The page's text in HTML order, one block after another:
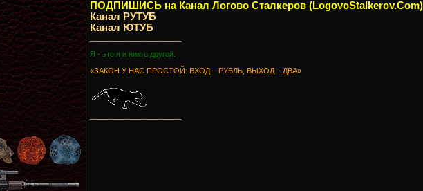
ПОДПИШИСЬ на Канал Логово Сталкеров
Канал РУТУБ
Канал ЮТУБ
Я - это я и никто другой.
«ЗАКОН У НАС ПРОСТОЙ: ВХОД – РУБЛЬ, ВЫХОД – ДВА»